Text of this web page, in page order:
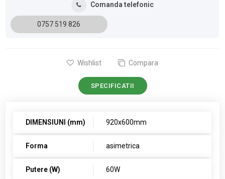
Comanda telefonic
0757 519 826
Wishlist Compara
SPECIFICATII
DIMENSIUNI (mm) 920x600mm
Forma asimetrica
Putere (W) 60W